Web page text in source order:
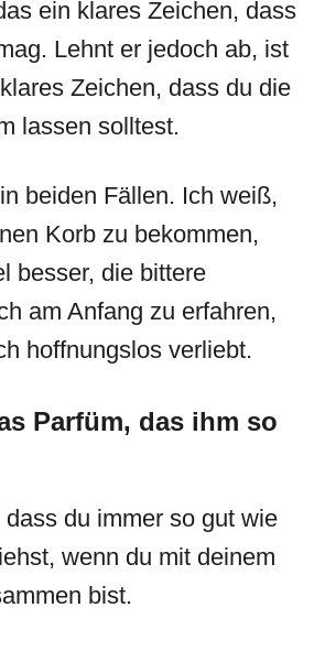
ein klares Zeichen, dass
Lehnt er jedoch ab, ist
Zeichen, dass du die
lassen solltest.
beiden Fällen. Ich weiß,
Korb zu bekommen,
besser, die bittere
am Anfang zu erfahren,
hoffnungslos verliebt.
Parfüm, das ihm so
du immer so gut wie
wenn du mit deinem
bist.